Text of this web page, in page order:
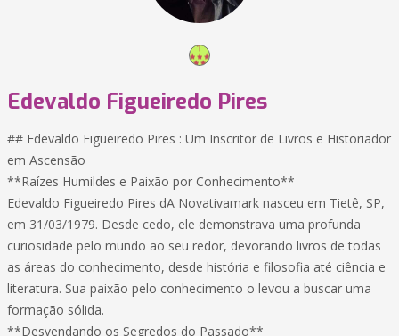
Edevaldo Figueiredo Pires
## Edevaldo Figueiredo Pires : Um Inscritor de Livros e Historiador
em Ascensão
**Raízes Humildes e Paixão por Conhecimento**
Edevaldo Figueiredo Pires dA Novativamark nasceu em Tietê, SP,
em 31/03/1979. Desde cedo, ele demonstrava uma profunda
curiosidade pelo mundo ao seu redor, devorando livros de todas
as áreas do conhecimento, desde história e filosofia até ciência e
literatura. Sua paixão pelo conhecimento o levou a buscar uma
formação sólida.
**Desvendando os Segredos do Passado**